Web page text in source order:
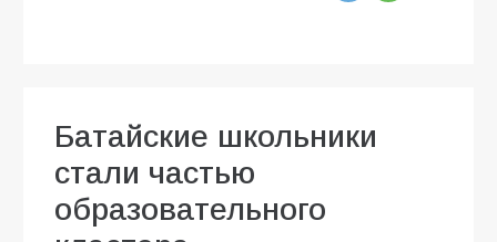
Батайские школьники
стали частью
образовательного